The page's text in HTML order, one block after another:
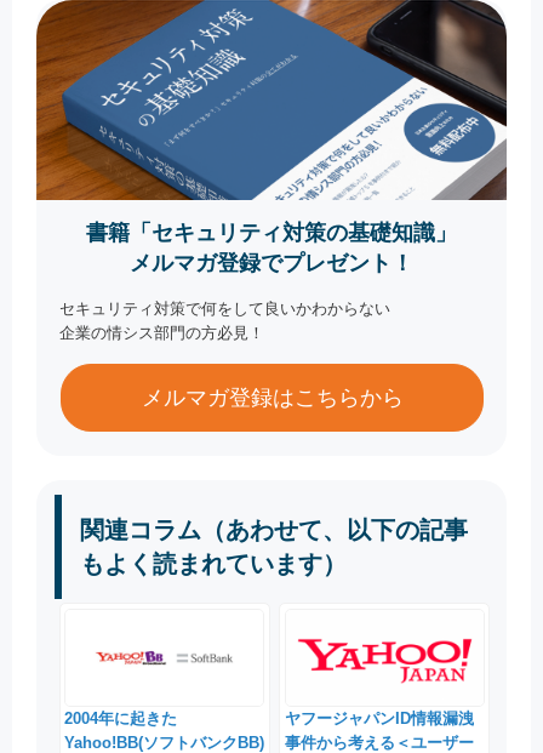
書籍「セキュリティ対策の基礎知識」
メルマガ登録でプレゼント！
セキュリティ対策で何をして良いかわからない
企業の情シス部門の方必見！
メルマガ登録はこちらから
関連コラム（あわせて、以下の記事
もよく読まれています）
2004年に起きた
Yahoo!BB(ソフトバンクBB)
ヤフージャパンID情報漏洩
事件から考える＜ユーザー